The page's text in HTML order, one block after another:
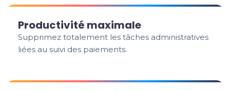
Productivité maximale
Supprimez totalement les tâches administratives
liées au suivi des paiements.